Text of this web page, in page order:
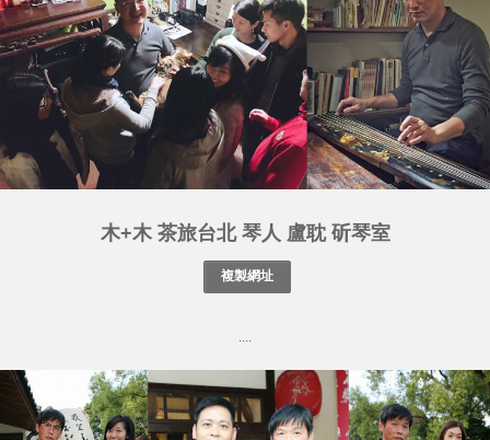
木+木 茶旅台北 琴人 盧耽 斫琴室